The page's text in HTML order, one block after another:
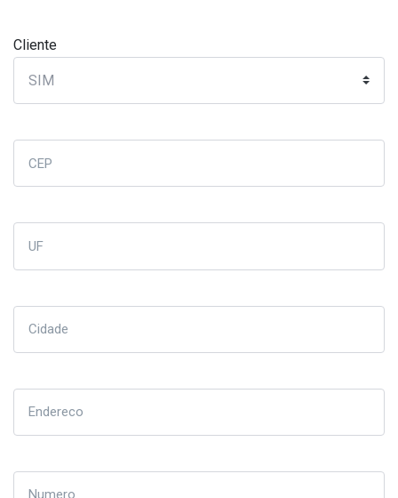
Cliente